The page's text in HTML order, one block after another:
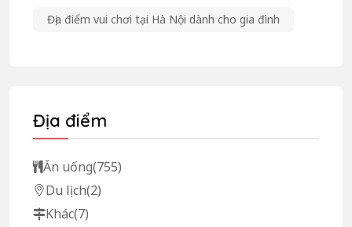
Địa điểm vui chơi tại Hà Nội dành cho gia đình
Địa điểm
Ăn uống(755)
Du lịch(2)
Khác(7)